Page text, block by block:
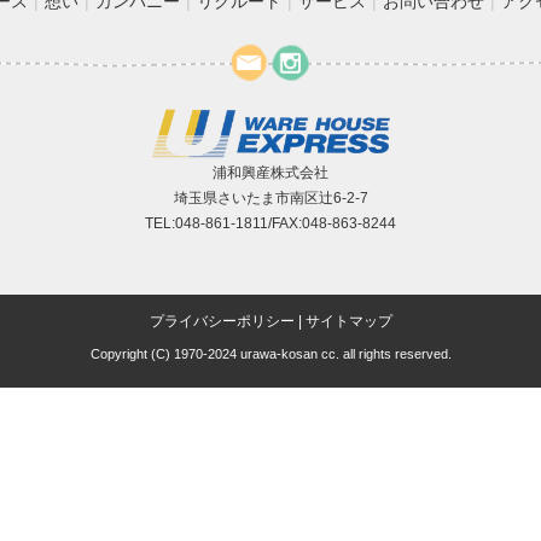
浦和興産株式会社
埼玉県さいたま市南区辻6-2-7
TEL:048-861-1811/FAX:048-863-8244
プライバシーポリシー サイトマップ
Copyright (C) 1970-2024 urawa-kosan cc. all rights reserved.